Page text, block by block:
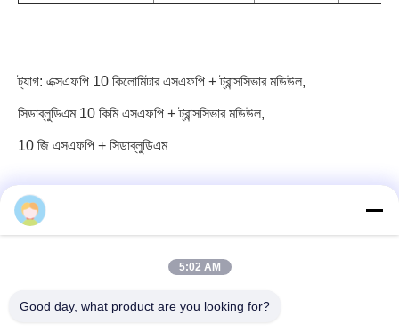
ট্যাগ: এক্সএফপি 10 কিলোমিটার এসএফপি + ট্রান্সসিভার মডিউল,
সিডাব্লুডিএম 10 কিমি এসএফপি + ট্রান্সসিভার মডিউল,
10 জি এসএফপি + সিডাব্লুডিএম
৩ এফ, ব্লক ৭, জিএস পার্ক, উহো ব্লাভ, গুয়ানলান লংহুয়া, শেনজেন চীন
ই-মেইল: fanny@opticking.com
5:02 AM
Good day, what product are you looking for?